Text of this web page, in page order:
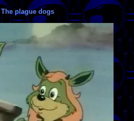
The plague dogs